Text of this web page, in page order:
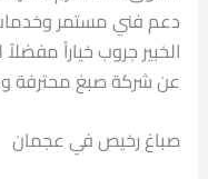
دعم فني مستمر
الخبير جروب خياراً
عن شركة صبغ محترفة
صباغ رخيص في عجمان